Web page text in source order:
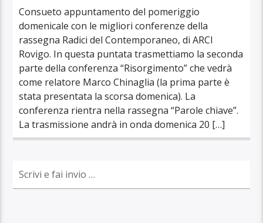
Consueto appuntamento del pomeriggio
domenicale con le migliori conferenze della
rassegna Radici del Contemporaneo, di ARCI
Rovigo. In questa puntata trasmettiamo la seconda
parte della conferenza “Risorgimento” che vedrà
come relatore Marco Chinaglia (la prima parte è
stata presentata la scorsa domenica). La
conferenza rientra nella rassegna “Parole chiave”.
La trasmissione andrà in onda domenica 20 […]